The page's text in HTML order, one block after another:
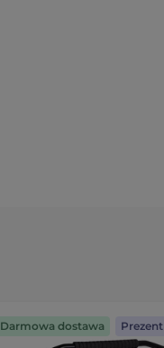
Darmowa dostawa Prezent